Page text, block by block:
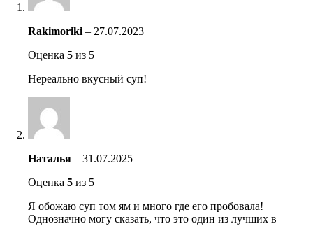
Rakimoriki – 27.07.2023
Оценка 5 из 5
Нереально вкусный суп!
Наталья – 31.07.2025
Оценка 5 из 5
Я обожаю суп том ям и много где его пробовала!
Однозначно могу сказать, что это один из лучших в